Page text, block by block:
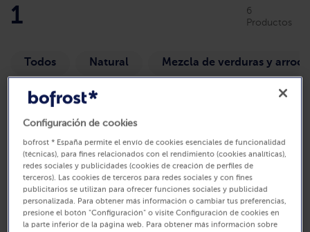
1
6
Productos
Todos Natural Mezcla de verduras y
Filtros(0)
Configuración de cookies
bofrost * España permite el envío de cookies esenciales de funcionalidad
(técnicas), para fines relacionados con el rendimiento (cookies analíticas),
redes sociales y publicidades (cookies de creación de perfiles de
terceros). Las cookies de terceros para redes sociales y con fines
publicitarios se utilizan para ofrecer funciones sociales y publicidad
personalizada. Para obtener más información o cambiar tus preferencias,
presione el botón "Configuración" o visite Configuración de cookies en
la parte inferior de la página web. Para obtener más información sobre